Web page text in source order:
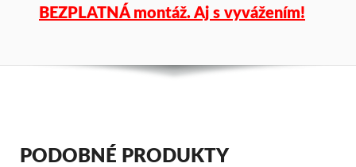
BEZPLATNÁ montáž. Aj s vyvážením!
PODOBNÉ PRODUKTY